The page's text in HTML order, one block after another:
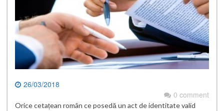
26/03/2018
0 comment
Orice cetațean român ce posedă un act de identitate valid